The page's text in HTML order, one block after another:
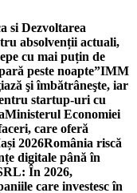
si Dezvoltarea
absolvenții actuali,
cu mai puțin de
peste noapte”IMM
şi îmbătrâneşte, iar
startup-uri cu
Ministerul Economiei
care oferă
2026România riscă
digitale până în
În 2026,
care investesc în